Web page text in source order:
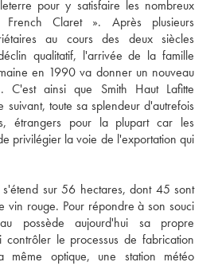
pour y satisfaire les nombreux
Claret ». Après plusieurs
au cours des deux siècles
qualitatif, l'arrivée de la famille
en 1990 va donner un nouveau
C'est ainsi que Smith Haut Lafitte
suivant, toute sa splendeur d'autrefois
étrangers pour la plupart car les
privilégier la voie de l'exportation qui
sur 56 hectares, dont 45 sont
vin rouge. Pour répondre à son souci
possède aujourd'hui sa propre
le processus de fabrication
même optique, une station météo